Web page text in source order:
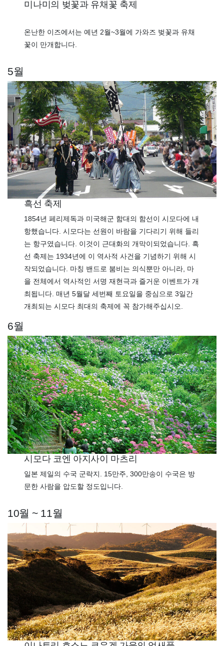
미나미의 벚꽃과 유채꽃 축제
온난한 이즈에서는 예년 2월~3월에 가와즈 벚꽃과 유채
꽃이 만개합니다.
5월
흑선 축제
1854년 페리제독과 미국해군 함대의 함선이 시모다에 내
항했습니다. 시모다는 선원이 바람을 기다리기 위해 들리
는 항구였습니다. 이것이 근대화의 개막이되었습니다. 흑
선 축제는 1934년에 이 역사적 사건을 기념하기 위해 시
작되었습니다. 마칭 밴드로 붐비는 의식뿐만 아니라, 마
을 전체에서 역사적인 서명 재현극과 즐거운 이벤트가 개
최됩니다. 매년 5월달 세번째 토요일을 중심으로 3일간
개최되는 시모다 최대의 축제에 꼭 참가해주십시오.
6월
시모다 코엔 아지사이 마츠리
일본 제일의 수국 군락지. 15만주, 300만송이 수국은 방
문한 사람을 압도할 정도입니다.
10월 ~ 11월